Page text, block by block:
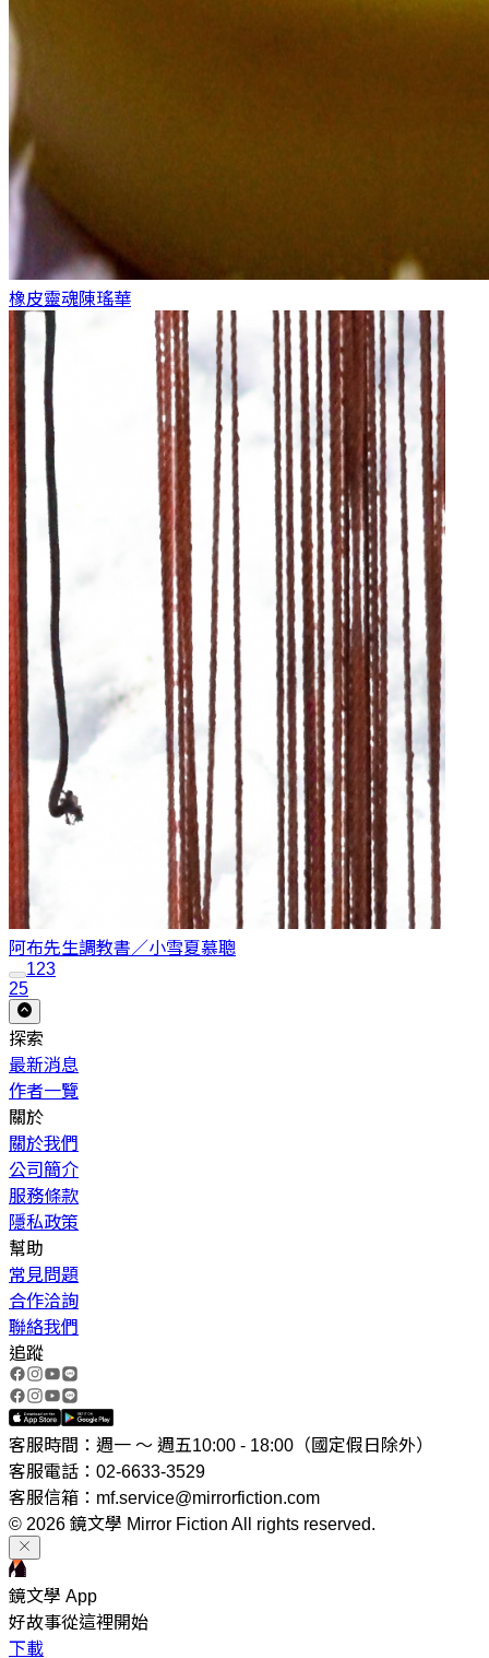
橡皮靈魂陳瑤華
阿布先生調教書／小雪夏慕聰
123
25
探索
最新消息
作者一覽
關於
關於我們
公司簡介
服務條款
隱私政策
幫助
常見問題
合作洽詢
聯絡我們
追蹤
客服時間：週一 ～ 週五10:00 - 18:00（國定假日除外）
客服電話：02-6633-3529
客服信箱：mf.service@mirrorfiction.com
© 2026 鏡文學 Mirror Fiction All rights reserved.
鏡文學 App
好故事從這裡開始
下載